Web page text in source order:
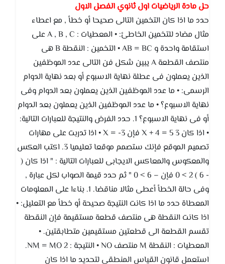
حل مادة الرياضيات اول ثانوي الفصل الاول
حدد ما اذا كان التخمين التالى صحيحا أو خطأ , مع اعطاء
مثال مضاد للتخمين الخاطئ: • المعطيات : A , B , C على
استقامة واحدة و AB = BC • التخمين : النقطة B هى
منتصف القطعة A يبين شكل فن التالى عدد الموظفين
الذين يعملون فى عطلة نهاية الاسبوع أو بعد نهاية الدوام
الرسمى: • ما عدد الموظفين الذين يعملون بعد الدوام وفى
نهاية الاسبوع؟ • ما عدد الموظفين الذين يعملون بعد الدوام
أو فى نهاية الاسبوع؟ 1. حدد الفرض والنتيجة للعبارات التالية:
• اذا كان 3 X + 4 = 5 فإن X = -3 • اذا تدربت على مهارات
تصميم الموقع فإنك ستصمم موقعا تعليميا 3. اكتب العكس
والمعكوس والمعاكس الايجابى للعبارات التالية : " اذا كان (
- 6 ) 2 > 0 فإن – 6 > 0 " ثم حدد قيمة الصواب لكل عبارة ,
وفى حالة الخطأ أعطى مثالا مناقضا. 1. بناءا على المعلومات
المعطاة حدد ما اذا كانت النتيجة صحيحة أو خطأ مع التعليل: •
اذا كانت النقطة هى منتصف قطعة مستقيمة فإن النقطة
تقسم القطعة الى قطعتين مستقيمين متطابقتين. •
المعطيات : النقطة M منتصف NO • النتيجة : NM = MO 2.
استعمل قانون القياس المنطقى لتحديد ما اذا كان